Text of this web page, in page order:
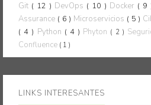
Git ( 12 ) DevOps ( 10 ) Docker ( 9
Assurance ( 6 ) Microservicios ( 5 )
( 4 ) Python ( 4 ) Phyton ( 2 )
Confluence ( 1 )
LINKS INTERESANTES